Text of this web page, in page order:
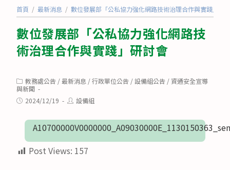
首頁 / 最新消息 / 數位發展部「公私協力強化網路技術治理合作與實踐」研
數位發展部「公私協力強化網路技
術治理合作與實踐」研討會
Post
category:
教務處公告 /最新消息 /行政單位公告 /設備組公告 /資通安全宣導
與新聞
Post2024/12/19
Post設備組
Post Views: 157